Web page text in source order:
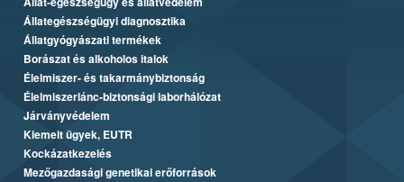
Állategészségügyi diagnosztika
Állatgyógyászati termékek
Borászat és alkoholos italok
Élelmiszer- és takarmánybiztonság
Élelmiszerlánc-biztonsági laborhálózat
Járványvédelem
Kiemelt ügyek, EUTR
Kockázatkezelés
Mezőgazdasági genetikai erőforrások